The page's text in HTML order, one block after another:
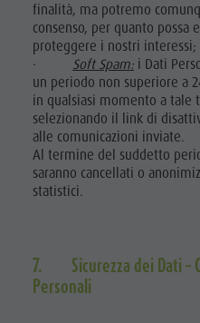
finalità, ma potremo
consenso, per quanto possa
proteggere i nostri interessi;
· Soft Spam: i Dati
un periodo non superiore a
in qualsiasi momento a tale
selezionando il link di
alle comunicazioni inviate.
Al termine del suddetto
saranno cancellati o
statistici.
7. Sicurezza dei Dati –
Personali